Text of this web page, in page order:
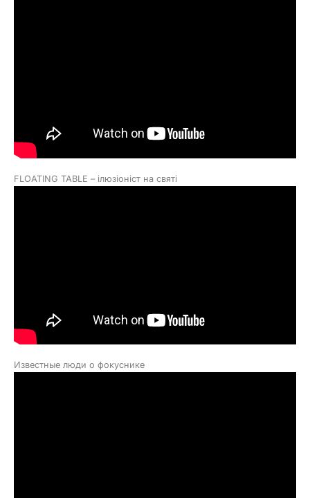
FLOATING TABLE – ілюзіоніст на святі
Известные люди о фокуснике